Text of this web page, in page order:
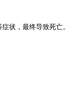
状，最终导致死亡。